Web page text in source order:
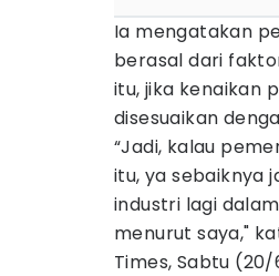
Ia mengatakan
berasal dari
itu, jika kenaikan
disesuaikan
“Jadi, kalau
itu, ya sebaiknya
industri lagi
menurut saya,"
Times, Sabtu